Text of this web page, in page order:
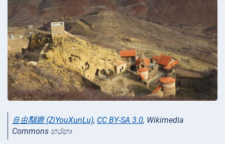
自由馴鹿 (ZiYouXunLu), CC BY-SA 3.0, Wikimedia
Commons හරහා